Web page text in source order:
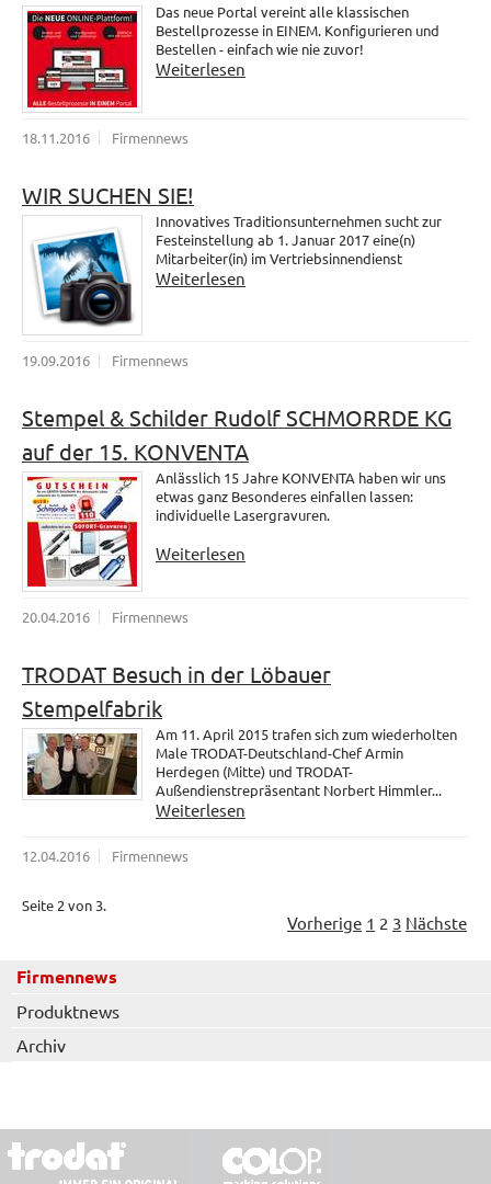
Das neue Portal vereint alle klassischen
Bestellprozesse in EINEM. Konfigurieren und
Bestellen - einfach wie nie zuvor!
Weiterlesen
18.11.2016 Firmennews
WIR SUCHEN SIE!
Innovatives Traditionsunternehmen sucht zur
Festeinstellung ab 1. Januar 2017 eine(n)
Mitarbeiter(in) im Vertriebsinnendienst
Weiterlesen
19.09.2016 Firmennews
Stempel & Schilder Rudolf SCHMORRDE KG
auf der 15. KONVENTA
Anlässlich 15 Jahre KONVENTA haben wir uns
etwas ganz Besonderes einfallen lassen:
individuelle Lasergravuren.
Weiterlesen
20.04.2016 Firmennews
TRODAT Besuch in der Löbauer
Stempelfabrik
Am 11. April 2015 trafen sich zum wiederholten
Male TRODAT-Deutschland-Chef Armin
Herdegen (Mitte) und TRODAT-
Außendienstrepräsentant Norbert Himmler...
Weiterlesen
12.04.2016 Firmennews
Seite 2 von 3.
Vorherige 1 2 3 Nächste
Firmennews
Produktnews
Archiv